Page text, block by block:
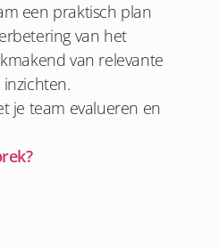
een praktisch plan
van het
van relevante
je team evalueren en